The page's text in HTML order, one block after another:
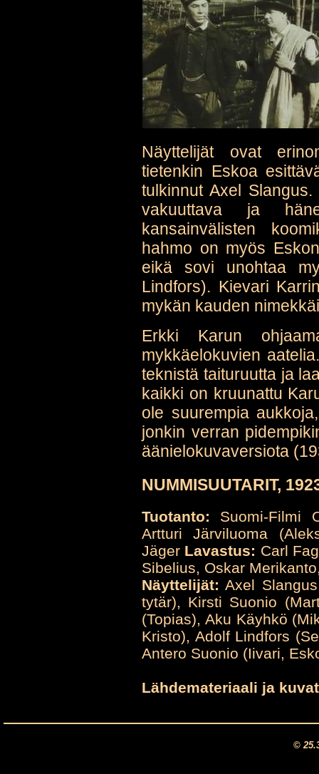
Näyttelijät ovat
tietenkin Eskoa
tulkinnut Axel
vakuuttava ja
kansainvälisten
hahmo on myös
eikä sovi unohtaa
Lindfors). Kievari
mykän kauden
Erkki Karun
mykkäelokuvien
teknistä taituruutta ja
kaikki on kruunattu
ole suurempia
jonkin verran
äänielokuvaversiota
NUMMISUUTARIT,
Tuotanto: Suomi-Filmi
Artturi Järviluoma
Jäger Lavastus: Carl
Sibelius, Oskar
Näyttelijät: Axel
tytär), Kirsti Suonio
(Topias), Aku Käyhkö
Kristo), Adolf Lindfors
Antero Suonio (Iivari,
Lähdemateriaali ja kuvat
©